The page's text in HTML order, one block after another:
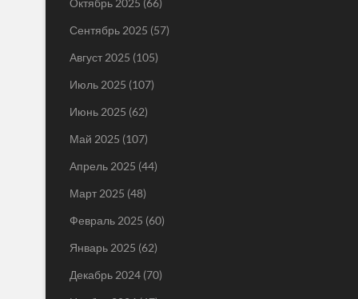
Сентябрь 2025 (57)
Август 2025 (105)
Июль 2025 (107)
Июнь 2025 (62)
Май 2025 (107)
Апрель 2025 (44)
Март 2025 (48)
Февраль 2025 (60)
Январь 2025 (62)
Декабрь 2024 (70)